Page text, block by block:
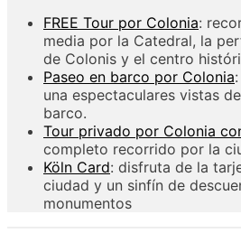
FREE Tour por Colonia:
media por la Catedral, la
de Colonis y el centro
Paseo en barco por Colonia
una espectaculares vistas
barco.
Tour privado por Colonia
completo recorrido por la
Köln Card: disfruta de la
ciudad y un sinfín de
monumentos